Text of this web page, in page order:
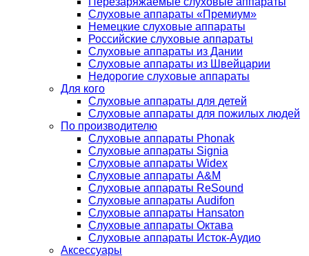
Слуховые аппараты «Премиум»
Немецкие слуховые аппараты
Российские слуховые аппараты
Слуховые аппараты из Дании
Слуховые аппараты из Швейцарии
Недорогие слуховые аппараты
Для кого
Слуховые аппараты для детей
Слуховые аппараты для пожилых людей
По производителю
Слуховые аппараты Phonak
Слуховые аппараты Signia
Слуховые аппараты Widex
Слуховые аппараты A&M
Слуховые аппараты ReSound
Слуховые аппараты Audifon
Слуховые аппараты Hansaton
Слуховые аппараты Октава
Слуховые аппараты Исток-Аудио
Аксессуары